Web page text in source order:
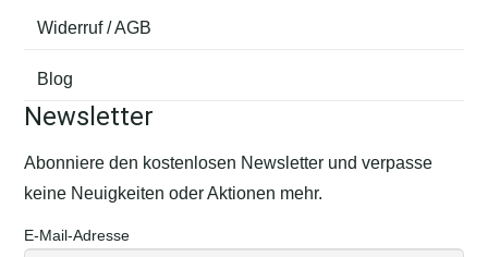
Widerruf / AGB
Blog
Newsletter
Abonniere den kostenlosen Newsletter und verpasse
keine Neuigkeiten oder Aktionen mehr.
E-Mail-Adresse